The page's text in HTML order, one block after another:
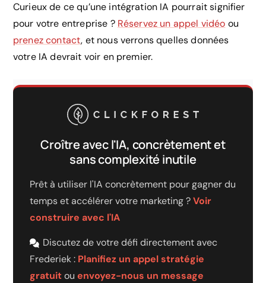
Curieux de ce qu’une intégration IA pourrait signifier
pour votre entreprise ? Réservez un appel vidéo ou
prenez contact, et nous verrons quelles données
votre IA devrait voir en premier.
Croître avec l'IA, concrètement et
sans complexité inutile
Prêt à utiliser l'IA concrètement pour gagner du
temps et accélérer votre marketing ?Voir
construire avec l'IA
Discutez de votre défi directement avec
Frederiek : Planifiez un appel stratégie
gratuitou envoyez-nous un message